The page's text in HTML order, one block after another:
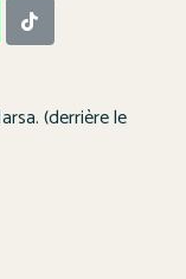
(derrière le